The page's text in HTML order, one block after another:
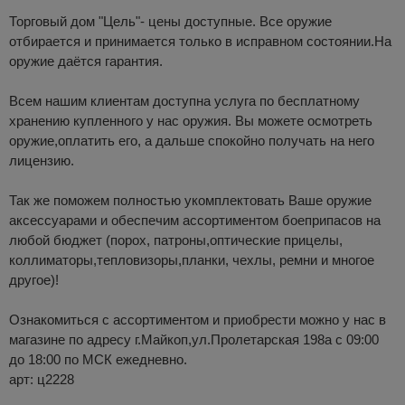
Торговый дом "Цель"- цены доступные. Все оружие
отбирается и принимается только в исправном состоянии.На
оружие даётся гарантия.
Всем нашим клиентам доступна услуга по бесплатному
хранению купленного у нас оружия. Вы можете осмотреть
оружие,оплатить его, а дальше спокойно получать на него
лицензию.
Так же поможем полностью укомплектовать Ваше оружие
аксессуарами и обеспечим ассортиментом боеприпасов на
любой бюджет (порох, патроны,оптические прицелы,
коллиматоры,тепловизоры,планки, чехлы, ремни и многое
другое)!
Ознакомиться с ассортиментом и приобрести можно у нас в
магазине по адресу г.Майкоп,ул.Пролетарская 198а с 09:00
до 18:00 по МСК ежедневно.
арт: ц2228